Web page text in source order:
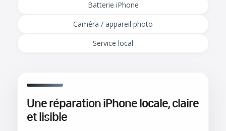
Batterie iPhone
Caméra / appareil photo
Service local
Une réparation iPhone locale, claire
et lisible